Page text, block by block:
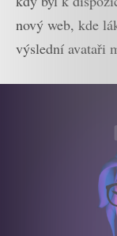
nový web, kde
výslední avataři